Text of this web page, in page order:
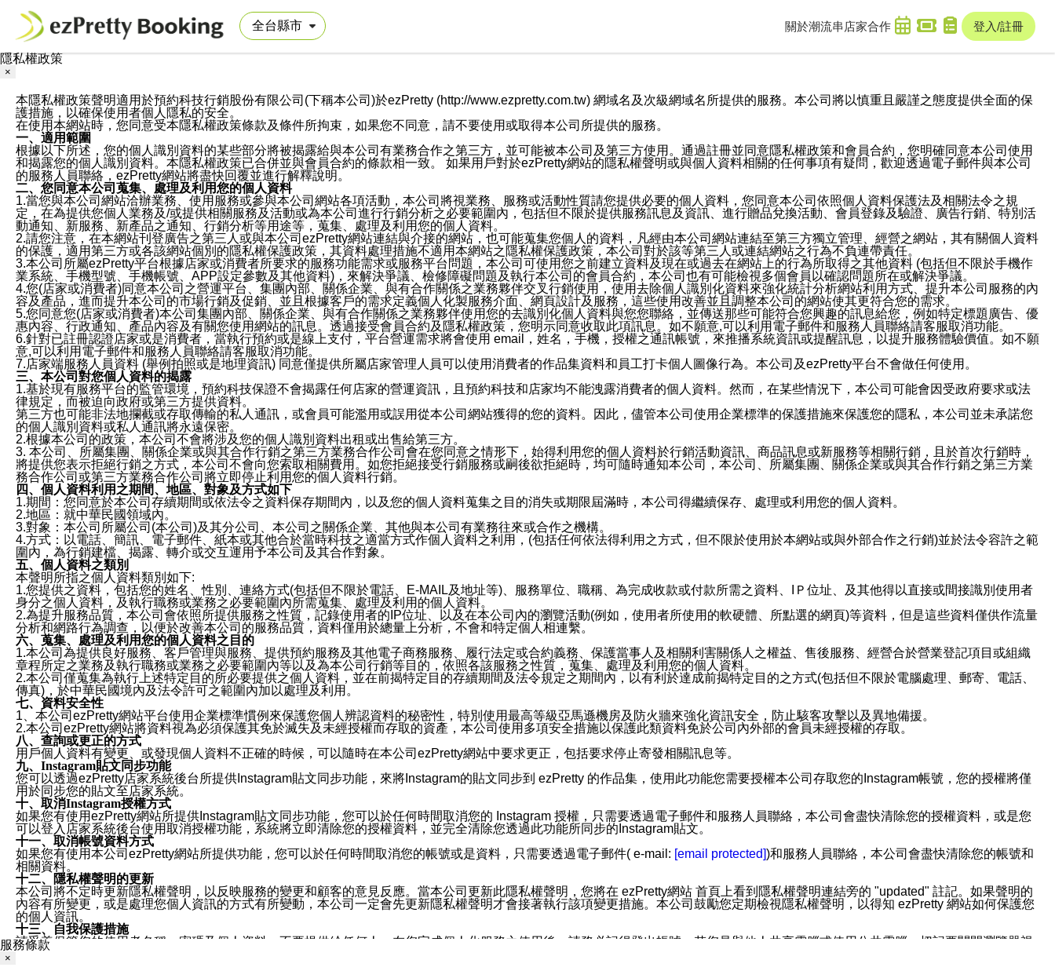
關於潮流串 店家合作 登入/註冊
隱私權政策
×
本隱私權政策聲明適用於預約科技行銷股份有限公司(下稱本公司)於ezPretty (http://www.ezpretty.com.tw) 網域名及次級網域名所提供的服務。本公司將以慎重且嚴謹之態度提供全面的保
護措施，以確保使用者個人隱私的安全。
在使用本網站時，您同意受本隱私權政策條款及條件所拘束，如果您不同意，請不要使用或取得本公司所提供的服務。
一、適用範圍
根據以下所述，您的個人識別資料的某些部分將被揭露給與本公司有業務合作之第三方，並可能被本公司及第三方使用。通過註冊並同意隱私權政策和會員合約，您明確同意本公司使用
和揭露您的個人識別資料。本隱私權政策已合併並與會員合約的條款相一致。 如果用戶對於ezPretty網站的隱私權聲明或與個人資料相關的任何事項有疑問，歡迎透過電子郵件與本公司
的服務人員聯絡，ezPretty網站將盡快回覆並進行解釋說明。
二、您同意本公司蒐集、處理及利用您的個人資料
1.當您與本公司網站洽辦業務、使用服務或參與本公司網站各項活動，本公司將視業務、服務或活動性質請您提供必要的個人資料，您同意本公司依照個人資料保護法及相關法令之規
定，在為提供您個人業務及/或提供相關服務及活動或為本公司進行行銷分析之必要範圍內，包括但不限於提供服務訊息及資訊、進行贈品兌換活動、會員登錄及驗證、廣告行銷、特別活
動通知、新服務、新產品之通知、行銷分析等用途等，蒐集、處理及利用您的個人資料。
2.請您注意，在本網站刊登廣告之第三人或與本公司ezPretty網站連結與介接的網站，也可能蒐集您個人的資料，凡經由本公司網站連結至第三方獨立管理、經營之網站，其有關個人資料
的保護，適用第三方或各該網站個別的隱私權保護政策，其資料處理措施不適用本網站之隱私權保護政策，本公司對於該等第三人或連結網站之行為不負連帶責任。
3.本公司所屬ezPretty平台根據店家或消費者所要求的服務功能需求或服務平台問題，本公司可使用您之前建立資料及現在或過去在網站上的行為所取得之其他資料 (包括但不限於手機作
業系統、手機型號、手機帳號、APP設定參數及其他資料)，來解決爭議、檢修障礙問題及執行本公司的會員合約，本公司也有可能檢視多個會員以確認問題所在或解決爭議。
4.您(店家或消費者)同意本公司之營運平台、集團內部、關係企業、與有合作關係之業務夥伴交叉行銷使用，使用去除個人識別化資料來強化統計分析網站利用方式、提升本公司服務的內
容及產品，進而提升本公司的市場行銷及促銷、並且根據客戶的需求定義個人化製服務介面、網頁設計及服務，這些使用改善並且調整本公司的網站使其更符合您的需求。
5.您同意您(店家或消費者)本公司集團內部、關係企業、與有合作關係之業務夥伴使用您的去識別化個人資料與您您聯絡，並傳送那些可能符合您興趣的訊息給您，例如特定標題廣告、優
惠內容、行政通知、產品內容及有關您使用網站的訊息。透過接受會員合約及隱私權政策，您明示同意收取此項訊息。如不願意,可以利用電子郵件和服務人員聯絡請客服取消功能。
6.針對已註冊認證店家或是消費者，當執行預約或是線上支付，平台營運需求將會使用 email，姓名，手機，授權之通訊帳號，來推播系統資訊或提醒訊息，以提升服務體驗價值。如不願
意,可以利用電子郵件和服務人員聯絡請客服取消功能。
7.店家端服務人員資料 (舉例拍照或是地理資訊) 同意僅提供所屬店家管理人員可以使用消費者的作品集資料和員工打卡個人圖像行為。本公司及ezPretty平台不會做任何使用。
三、本公司對您個人資料的揭露
1.基於現有服務平台的監管環境，預約科技保證不會揭露任何店家的營運資訊，且預約科技和店家均不能洩露消費者的個人資料。然而，在某些情況下，本公司可能會因受政府要求或法
律規定，而被迫向政府或第三方提供資料。
第三方也可能非法地攔截或存取傳輸的私人通訊，或會員可能濫用或誤用從本公司網站獲得的您的資料。因此，儘管本公司使用企業標準的保護措施來保護您的隱私，本公司並未承諾您
的個人識別資料或私人通訊將永遠保密。
2.根據本公司的政策，本公司不會將涉及您的個人識別資料出租或出售給第三方。
3. 本公司、所屬集團、關係企業或與其合作行銷之第三方業務合作公司會在您同意之情形下，始得利用您的個人資料於行銷活動資訊、商品訊息或新服務等相關行銷，且於首次行銷時，
將提供您表示拒絕行銷之方式，本公司不會向您索取相關費用。如您拒絕接受行銷服務或嗣後欲拒絕時，均可隨時通知本公司，本公司、所屬集團、關係企業或與其合作行銷之第三方業
務合作公司或第三方業務合作公司將立即停止利用您的個人資料行銷。
四、個人資料利用之期間、地區、對象及方式如下
1.期間：您同意於本公司存續期間或依法令之資料保存期間內，以及您的個人資料蒐集之目的消失或期限屆滿時，本公司得繼續保存、處理或利用您的個人資料。
2.地區：就中華民國領域內。
3.對象：本公司所屬公司(本公司)及其分公司、本公司之關係企業、其他與本公司有業務往來或合作之機構。
4.方式：以電話、簡訊、電子郵件、紙本或其他合於當時科技之適當方式作個人資料之利用，(包括任何依法得利用之方式，但不限於使用於本網站或與外部合作之行銷)並於法令容許之範
圍內，為行銷建檔、揭露、轉介或交互運用予本公司及其合作對象。
五、個人資料之類別
本聲明所指之個人資料類別如下:
1.您提供之資料，包括您的姓名、性別、連絡方式(包括但不限於電話、E-MAIL及地址等)、服務單位、職稱、為完成收款或付款所需之資料、IＰ位址、及其他得以直接或間接識別使用者
身分之個人資料，及執行職務或業務之必要範圍內所需蒐集、處理及利用的個人資料。
2.為提升服務品質，本公司會依照所提供服務之性質，記錄使用者的IP位址、以及在本公司內的瀏覽活動(例如，使用者所使用的軟硬體、所點選的網頁)等資料，但是這些資料僅供作流量
分析和網路行為調查，以便於改善本公司的服務品質，資料僅用於總量上分析，不會和特定個人相連繫。
六、蒐集、處理及利用您的個人資料之目的
1.本公司為提供良好服務、客戶管理與服務、提供預約服務及其他電子商務服務、履行法定或合約義務、保護當事人及相關利害關係人之權益、售後服務、經營合於營業登記項目或組織
章程所定之業務及執行職務或業務之必要範圍內等以及為本公司行銷等目的，依照各該服務之性質，蒐集、處理及利用您的個人資料。
2.本公司僅蒐集為執行上述特定目的所必要提供之個人資料，並在前揭特定目的存續期間及法令規定之期間內，以有利於達成前揭特定目的之方式(包括但不限於電腦處理、郵寄、電話、
傳真)，於中華民國境內及法令許可之範圍內加以處理及利用。
七、資料安全性
1、本公司ezPretty網站平台使用企業標準慣例來保護您個人辨認資料的秘密性，特別使用最高等級亞馬遜機房及防火牆來強化資訊安全，防止駭客攻擊以及異地備援。
2.本公司ezPretty網站將資料視為必須保護其免於滅失及未經授權而存取的資產，本公司使用多項安全措施以保護此類資料免於公司內外部的會員未經授權的存取。
八、查詢或更正的方式
用戶個人資料有變更、或發現個人資料不正確的時候，可以隨時在本公司ezPretty網站中要求更正，包括要求停止寄發相關訊息等。
九、Instagram貼文同步功能
您可以透過ezPretty店家系統後台所提供Instagram貼文同步功能，來將Instagram的貼文同步到 ezPretty 的作品集，使用此功能您需要授權本公司存取您的Instagram帳號，您的授權將僅
用於同步您的貼文至店家系統。
十、取消Instagram授權方式
如果您有使用ezPretty網站所提供Instagram貼文同步功能，您可以於任何時間取消您的 Instagram 授權，只需要透過電子郵件和服務人員聯絡，本公司會盡快清除您的授權資料，或是您
可以登入店家系統後台使用取消授權功能，系統將立即清除您的授權資料，並完全清除您透過此功能所同步的Instagram貼文。
十一、取消帳號資料方式
如果您有使用本公司ezPretty網站所提供功能，您可以於任何時間取消您的帳號或是資料，只需要透過電子郵件( e-mail: [email protected])和服務人員聯絡，本公司會盡快清除您的帳號和
相關資料。
十二、隱私權聲明的更新
本公司將不定時更新隱私權聲明，以反映服務的變更和顧客的意見反應。當本公司更新此隱私權聲明，您將在 ezPretty網站 首頁上看到隱私權聲明連結旁的 "updated" 註記。如果聲明的
內容有所變更，或是處理您個人資訊的方式有所變動，本公司一定會先更新隱私權聲明才會接著執行該項變更措施。本公司鼓勵您定期檢視隱私權聲明，以得知 ezPretty 網站如何保護您
的個人資訊。
十三、自我保護措施
請妥善保管您的使用者名稱、密碼及個人資料，不要提供給任何人。在您完成個人化服務之使用後，請務必記得登出帳號。若您是與他人共享電腦或使用公共電腦，切記要關閉瀏覽器視
窗，以防止他人讀取您的個人資料、信件或進入所機關管理區。
服務條款
×